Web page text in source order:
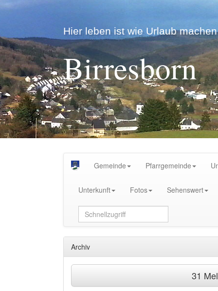
Hier leben ist wie Urlaub
Birresborn
Gemeinde Pfarrgemeinde
Unterkunft Fotos Sehenswert
Archiv
31